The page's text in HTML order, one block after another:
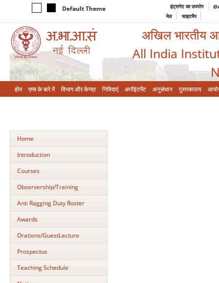
Default Theme इंट्रानेट का उपयोग
मेल
साइटमैप
अखिल भारतीय
All India
होम एम्‍स के बारे में विभाग और केन्‍द्र निविदाएं अपॉइंटमेंट अनुसंधान पुस्तकालय
Home
Introduction
Courses
Observership/Training
Anti Ragging Duty Roster
Awards
Orations/GuestLecture
Prospectus
Teaching Schedule